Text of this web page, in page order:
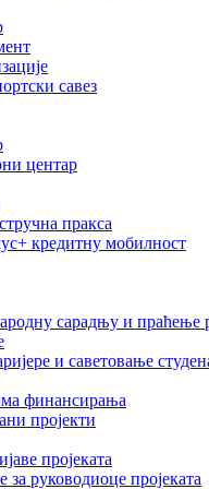
савез
центар
пракса
кредитну мобилност
сарадњу и праћење
и саветовање
финансирања
пројекти
пројеката
руководиоце пројеката